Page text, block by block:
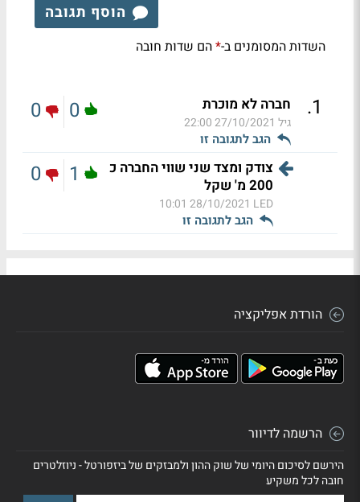
הוסף תגובה
השדות המסומנים ב-*הם שדות חובה
1
. חברה לא מוכרת
גיל 27/10/2021 22:00
הגב לתגובה זו
0
0
צודק ומצד שני שווי החברה כ
200 מ' שקל
LED
28/10/2021 10:01
הגב לתגובה זו
1
0
הורדת אפליקציה
הרשמה לדיוור
הירשם לסיכום היומי של שוק ההון ולמבזקים של ביזפורטל - ניוזלטרים
חובה לכל משקיע